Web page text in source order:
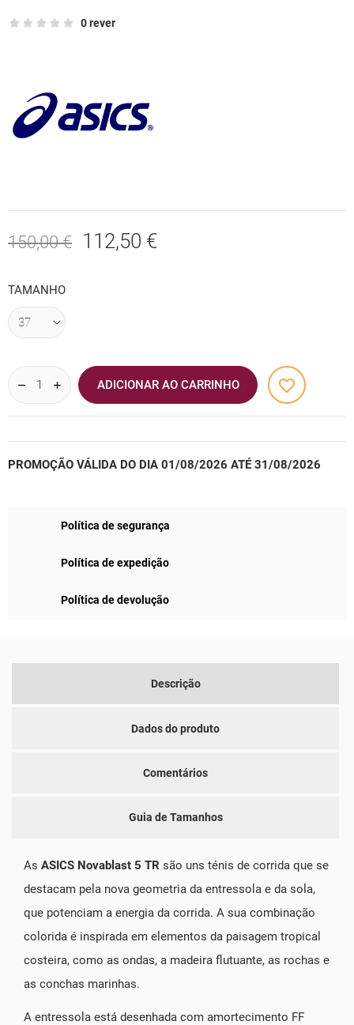
0 rever
150,00 € 112,50 €
TAMANHO
ADICIONAR AO CARRINHO favorite_border
PROMOÇÃO VÁLIDA DO DIA 01/08/2026 ATÉ 31/08/2026
Política de segurança
Política de expedição
Política de devolução
Descrição
Dados do produto
Comentários
Guia de Tamanhos
As ASICS Novablast 5 TR são uns ténis de corrida que se
destacam pela nova geometria da entressola e da sola,
que potenciam a energia da corrida. A sua combinação
colorida é inspirada em elementos da paisagem tropical
costeira, como as ondas, a madeira flutuante, as rochas e
as conchas marinhas.
A entressola está desenhada com amortecimento FF